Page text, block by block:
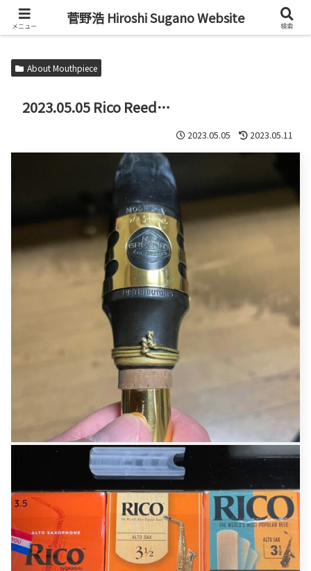
Alto Saxophone & Chromatic Harmonica Player
About Mouthpiece
2023.05.05 Rico Reed…
2023.05.05 2023.05.11
メニュー 菅野浩 Hiroshi Sugano Website 検索